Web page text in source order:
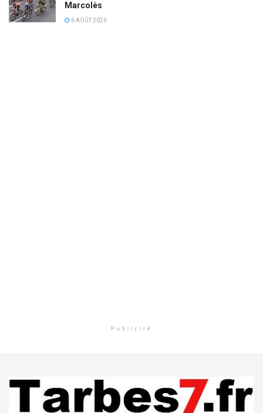
Marcolès
6 AOÛT 2026
Publicité